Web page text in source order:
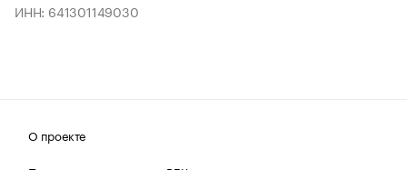
ИНН: 641301149030
О проекте